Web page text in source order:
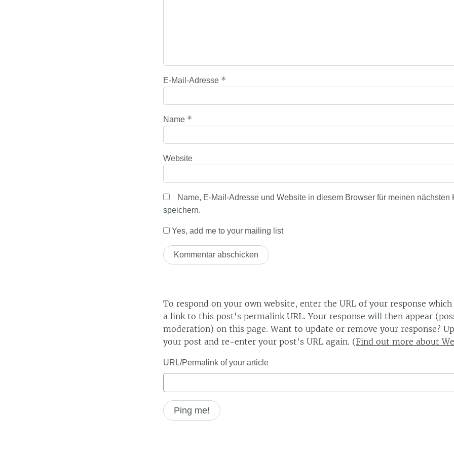
E-Mail-Adresse *
Name *
Website
Name, E-Mail-Adresse und Website in diesem Browser für meinen nächsten
speichern.
Yes, add me to your mailing list
To respond on your own website, enter the URL of your response
a link to this post's permalink URL. Your response will then appear
moderation) on this page. Want to update or remove your response?
your post and re-enter your post's URL again. (Find out more about
URL/Permalink of your article